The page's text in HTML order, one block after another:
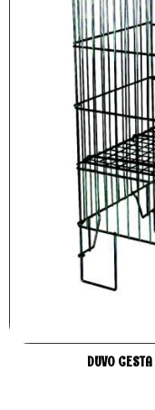
DUVO